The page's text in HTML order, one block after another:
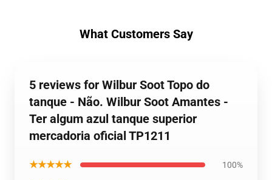
What Customers Say
5 reviews for Wilbur Soot Topo do
tanque - Não. Wilbur Soot Amantes -
Ter algum azul tanque superior
mercadoria oficial TP1211
★★★★★ 100%